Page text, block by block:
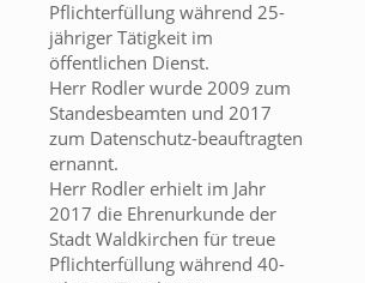
Pflichterfüllung während 25-
jähriger Tätigkeit im
öffentlichen Dienst.
Herr Rodler wurde 2009 zum
Standesbeamten und 2017
zum Datenschutz-beauftragten
ernannt.
Herr Rodler erhielt im Jahr
2017 die Ehrenurkunde der
Stadt Waldkirchen für treue
Pflichterfüllung während 40-